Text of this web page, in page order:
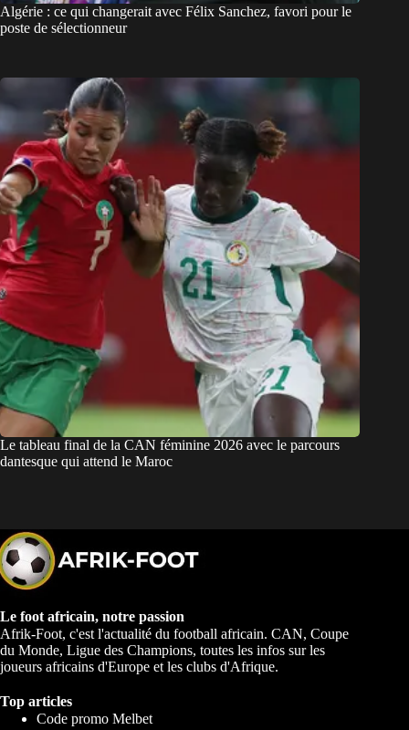
Algérie : ce qui changerait avec Félix Sanchez, favori pour le
poste de sélectionneur
Le tableau final de la CAN féminine 2026 avec le parcours
dantesque qui attend le Maroc
Le foot africain, notre passion
Afrik-Foot, c'est l'actualité du football africain. CAN, Coupe
du Monde, Ligue des Champions, toutes les infos sur les
joueurs africains d'Europe et les clubs d'Afrique.
Top articles
Code promo Melbet